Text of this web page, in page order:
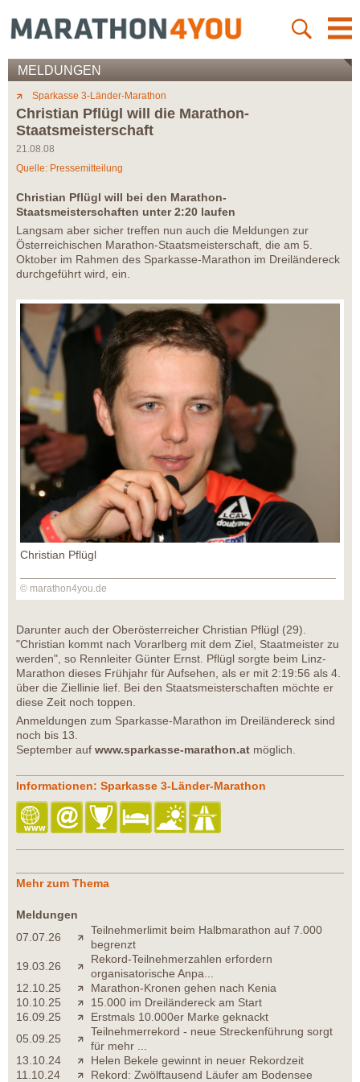
MELDUNGEN
Sparkasse 3-Länder-Marathon
Christian Pflügl will die Marathon-
Staatsmeisterschaft
21.08.08
Quelle: Pressemitteilung
Christian Pflügl will bei den Marathon-
Staatsmeisterschaften unter 2:20 laufen
Langsam aber sicher treffen nun auch die Meldungen zur
Österreichischen Marathon-Staatsmeisterschaft, die am 5.
Oktober im Rahmen des Sparkasse-Marathon im Dreiländereck
durchgeführt wird, ein.
Christian Pflügl
© marathon4you.de
Darunter auch der Oberösterreicher Christian Pflügl (29).
"Christian kommt nach Vorarlberg mit dem Ziel, Staatmeister zu
werden", so Rennleiter Günter Ernst. Pflügl sorgte beim Linz-
Marathon dieses Frühjahr für Aufsehen, als er mit 2:19:56 als 4.
über die Ziellinie lief. Bei den Staatsmeisterschaften möchte er
diese Zeit noch toppen.
Anmeldungen zum Sparkasse-Marathon im Dreiländereck sind
noch bis 13.
September auf www.sparkasse-marathon.at möglich.
Informationen: Sparkasse 3-Länder-Marathon
Mehr zum Thema
Meldungen
07.07.26
Teilnehmerlimit beim Halbmarathon auf 7.000
begrenzt
19.03.26
Rekord-Teilnehmerzahlen erfordern
organisatorische Anpa...
12.10.25
Marathon-Kronen gehen nach Kenia
10.10.25
15.000 im Dreiländereck am Start
16.09.25
Erstmals 10.000er Marke geknackt
05.09.25
Teilnehmerrekord - neue Streckenführung sorgt
für mehr ...
13.10.24
Helen Bekele gewinnt in neuer Rekordzeit
11.10.24
Rekord: Zwölftausend Läufer am Bodensee